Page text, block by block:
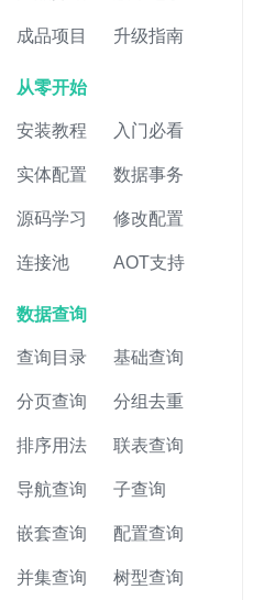
成品项目 升级指南
从零开始
安装教程 入门必看
实体配置 数据事务
源码学习 修改配置
连接池 AOT支持
数据查询
查询目录 基础查询
分页查询 分组去重
排序用法 联表查询
导航查询 子查询
嵌套查询 配置查询
并集查询 树型查询